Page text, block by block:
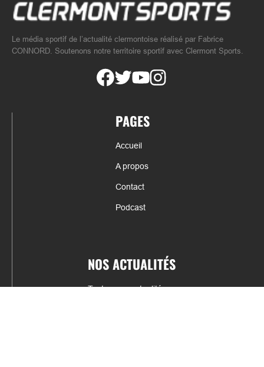
Le média sportif de l’actualité clermontoise réalisé par Fabrice
CONNORD. Soutenons notre territoire sportif avec Clermont Sports.
PAGES
Accueil
A propos
Contact
Podcast
NOS ACTUALITÉS
Toutes nos actualités